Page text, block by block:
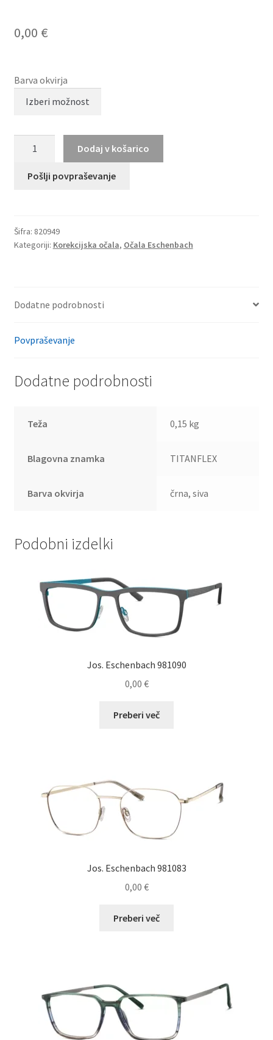
0,00 €
Barva okvirja
količina
Dodaj v košarico
Pošlji povpraševanje
Šifra: 820949
Kategoriji: Korekcijska očala, Očala Eschenbach
Dodatne podrobnosti
Povpraševanje
Dodatne podrobnosti
Teža 0,15 kg
Blagovna znamka TITANFLEX
Barva okvirja črna, siva
Podobni izdelki
Jos. Eschenbach 981090
0,00 €
Preberi več
Jos. Eschenbach 981083
0,00 €
Preberi več